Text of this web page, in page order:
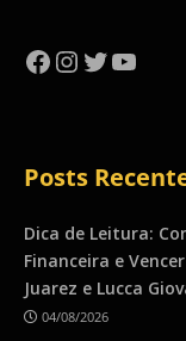
Facebook
Instagram
Twitter
Posts
Dica de Leitura:
Financeira e
Juarez e Lucca
04/08/2026